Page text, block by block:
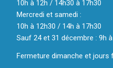
10h à 12h / 14h30 à 17h30
Mercredi et samedi :
10h à 12h30 / 14h à 17h30
Sauf 24 et 31 décembre : 9h
Fermeture dimanche et jours